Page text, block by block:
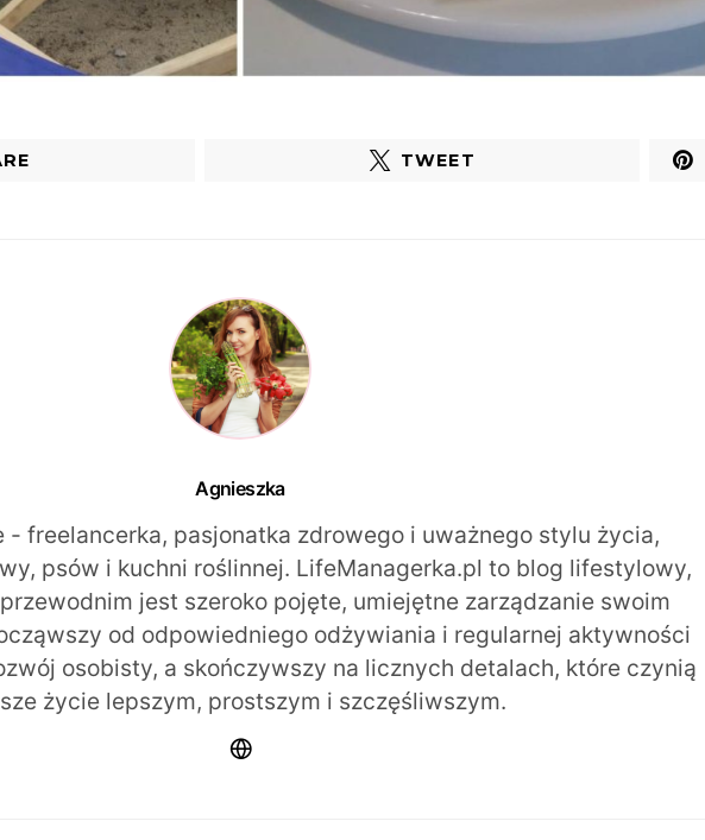
TWEET
Agnieszka
- freelancerka, pasjonatka zdrowego i uważnego stylu życia,
psów i kuchni roślinnej. LifeManagerka.pl to blog lifestylowy,
jest szeroko pojęte, umiejętne zarządzanie swoim
od odpowiedniego odżywiania i regularnej aktywności
osobisty, a skończywszy na licznych detalach, które czynią
życie lepszym, prostszym i szczęśliwszym.